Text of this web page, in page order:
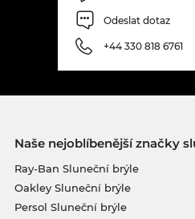
Odeslat dotaz
+44 330 818 6761
Naše nejoblíbenější značky
Ray-Ban Sluneční brýle
Oakley Sluneční brýle
Persol Sluneční brýle